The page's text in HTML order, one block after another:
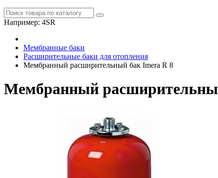
Например: 4SR
Мембранные баки
Расширительные баки для отопления
Мембранный расширительный бак Imera R 8
Мембранный